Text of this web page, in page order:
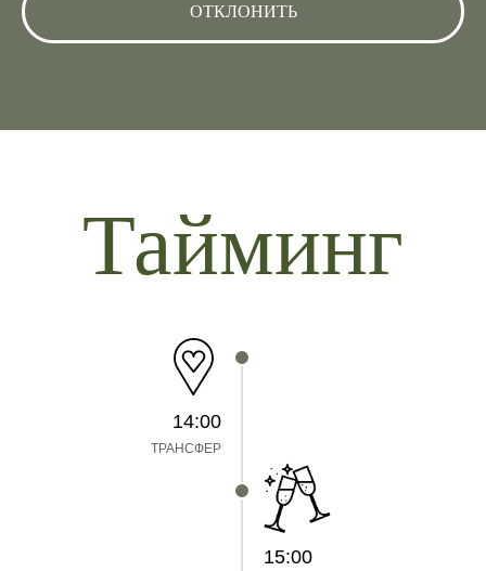
ОТКЛОНИТЬ
Тайминг
15:00
ТРАНСФЕР
14:00